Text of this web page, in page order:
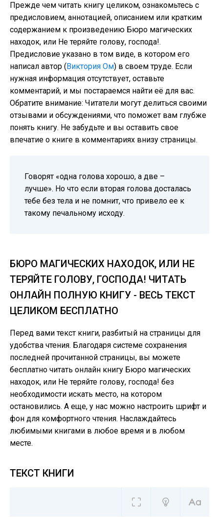
Прежде чем читать книгу целиком, ознакомьтесь с
предисловием, аннотацией, описанием или кратким
содержанием к произведению Бюро магических
находок, или Не теряйте голову, господа!.
Предисловие указано в том виде, в котором его
написал автор (Виктория Ом) в своем труде. Если
нужная информация отсутствует, оставьте
комментарий, и мы постараемся найти её для вас.
Обратите внимание: Читатели могут делиться своими
отзывами и обсуждениями, что поможет вам глубже
понять книгу. Не забудьте и вы оставить свое
впечатие о книге в комментариях внизу страницы.
Говорят «одна голова хорошо, а две –
лучше». Но что если вторая голова досталась
тебе без тела и не помнит, что привело ее к
такому печальному исходу.
БЮРО МАГИЧЕСКИХ НАХОДОК, ИЛИ НЕ
ТЕРЯЙТЕ ГОЛОВУ, ГОСПОДА! ЧИТАТЬ
ОНЛАЙН ПОЛНУЮ КНИГУ - ВЕСЬ ТЕКСТ
ЦЕЛИКОМ БЕСПЛАТНО
Перед вами текст книги, разбитый на страницы для
удобства чтения. Благодаря системе сохранения
последней прочитанной страницы, вы можете
бесплатно читать онлайн книгу Бюро магических
находок, или Не теряйте голову, господа! без
необходимости искать место, на котором
остановились. А еще, у нас можно настроить шрифт и
фон для комфортного чтения. Наслаждайтесь
любимыми книгами в любое время и в любом
месте.
ТЕКСТ КНИГИ